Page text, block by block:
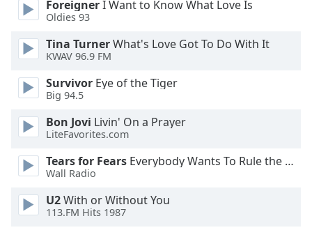
Color
Opacity
Caption
Area
Background
ForeignerI Want to Know What Love Is
Oldies 93
Tina TurnerWhat's Love Got To Do With It
KWAV 96.9 FM
Survivor Eye of the Tiger
Big 94.5
Bon Jovi Livin' On a Prayer
LiteFavorites.com
Tears for Fears Everybody Wants To Rule the World
Wall Radio
U2With or Without You
113.FM Hits 1987